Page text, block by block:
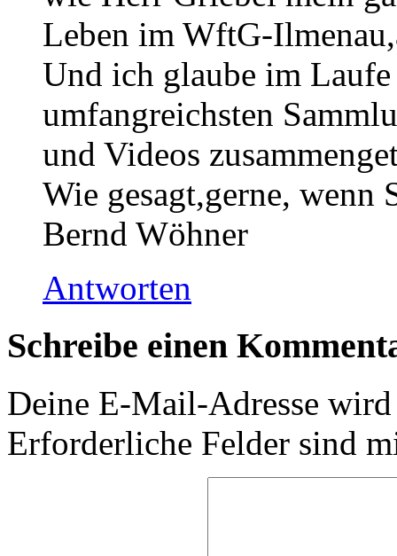
Leben im WftG-
Und ich glaube im Laufe
umfangreichsten
und Videos
Wie gesagt,gerne, wenn
Bernd Wöhner
Antworten
Schreibe einen
Deine E-Mail-Adresse
Erforderliche Felder sind